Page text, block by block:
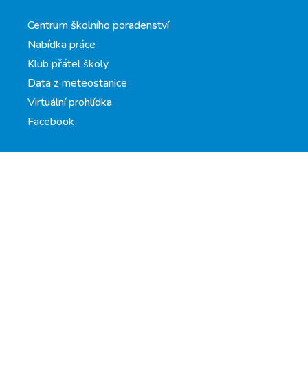
Centrum školního poradenství
Nabídka práce
Klub přátel školy
Data z meteostanice
Virtuální prohlídka
Facebook